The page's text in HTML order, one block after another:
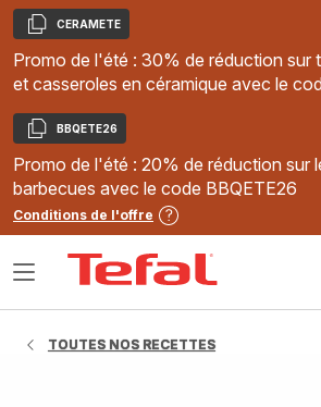
Copier
CERAMETE
Promo de l'été : 30% de réduction sur
et casseroles en céramique avec le
Copier
BBQETE26
Promo de l'été : 20% de réduction sur
barbecues avec le code BBQETE26
Conditions de l'offre
Ouvrir
TOUTES NOS RECETTES